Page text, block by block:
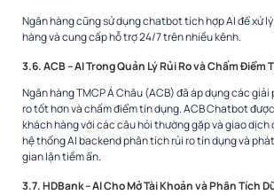
Ngân hàng cũng sử dụng chatbot tích hợp AI để xử
hàng và cung cấp hỗ trợ 24/7 trên nhiều kênh.
3.6. ACB – AI Trong Quản Lý Rủi Ro và Chấm Điểm
Ngân hàng TMCP Á Châu (ACB) đã áp dụng các giải
ro tốt hơn và chấm điểm tín dụng. ACB Chatbot
khách hàng với các câu hỏi thường gặp và giao dịch
hệ thống AI backend phân tích rủi ro tín dụng và
gian lận tiềm ẩn.
3.7. HDBank – AI Cho Mở Tài Khoản và Phân Tích